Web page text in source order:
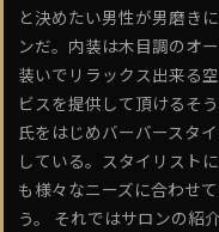
と決めたい男性が男磨き
ンだ。内装は木目調のオ
装いでリラックス出来る
ビスを提供して頂けるそ
氏をはじめバーバースタ
している。スタイリスト
も様々なニーズに合わせ
う。 それではサロンの紹